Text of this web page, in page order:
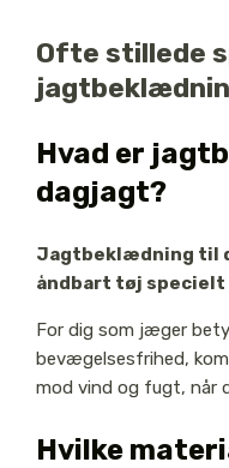
Ofte stillede
Hvad er
dagjagt?
Jagtbeklædning til
åndbart tøj
For dig som jæger
bevægelsesfrihed,
mod vind og fugt, når
Hvilke